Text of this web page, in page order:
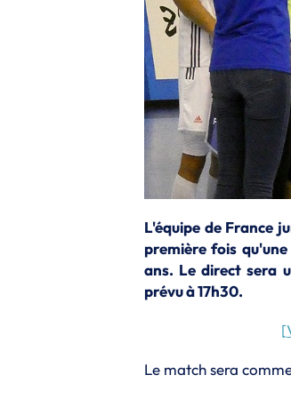
L'équipe de France
première fois
ans. Le direct sera
prévu à 17h30.
Le match sera